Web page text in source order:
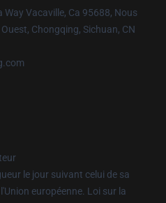
Way Vacaville, Ca 95688, Nous
Chongqing, Sichuan, CN
le jour suivant celui de sa
européenne. Loi sur la